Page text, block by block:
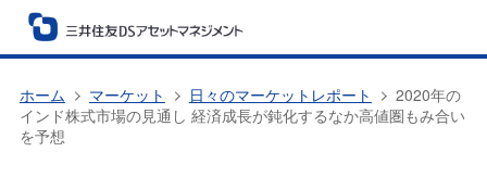
ホーム マーケット 日々のマーケットレポート
2020年の
インド株式市場の見通し 経済成長が鈍化するなか高値圏もみ合い
を予想